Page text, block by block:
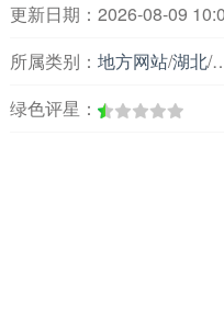
更新日期：2026-08-09
所属类别： 地方网站/湖北/
绿色评星：